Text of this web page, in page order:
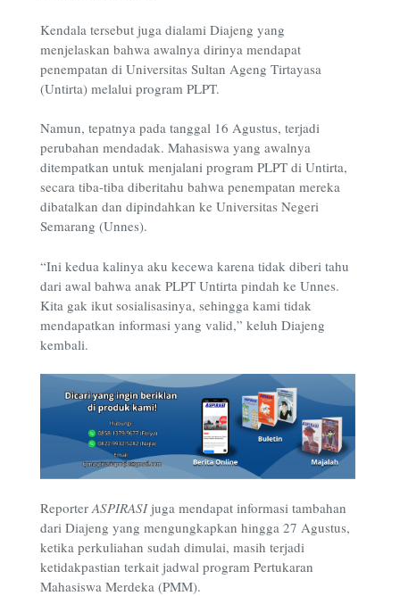
Kendala tersebut juga dialami Diajeng yang
menjelaskan bahwa awalnya dirinya mendapat
penempatan di Universitas Sultan Ageng Tirtayasa
(Untirta) melalui program PLPT.
Namun, tepatnya pada tanggal 16 Agustus, terjadi
perubahan mendadak. Mahasiswa yang awalnya
ditempatkan untuk menjalani program PLPT di Untirta,
secara tiba-tiba diberitahu bahwa penempatan mereka
dibatalkan dan dipindahkan ke Universitas Negeri
Semarang (Unnes).
“Ini kedua kalinya aku kecewa karena tidak diberi tahu
dari awal bahwa anak PLPT Untirta pindah ke Unnes.
Kita gak ikut sosialisasinya, sehingga kami tidak
mendapatkan informasi yang valid,” keluh Diajeng
kembali.
Reporter ASPIRASIjuga mendapat informasi tambahan
dari Diajeng yang mengungkapkan hingga 27 Agustus,
ketika perkuliahan sudah dimulai, masih terjadi
ketidakpastian terkait jadwal program Pertukaran
Mahasiswa Merdeka (PMM).